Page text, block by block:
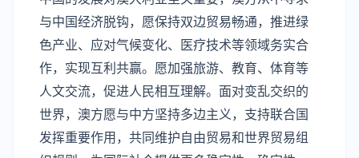
与中国经济脱钩，愿保持双边贸易畅通，推进绿
色产业、应对气候变化、医疗技术等领域务实合
作，实现互利共赢。愿加强旅游、教育、体育等
人文交流，促进人民相互理解。面对变乱交织的
世界，澳方愿与中方坚持多边主义，支持联合国
发挥重要作用，共同维护自由贸易和世界贸易组